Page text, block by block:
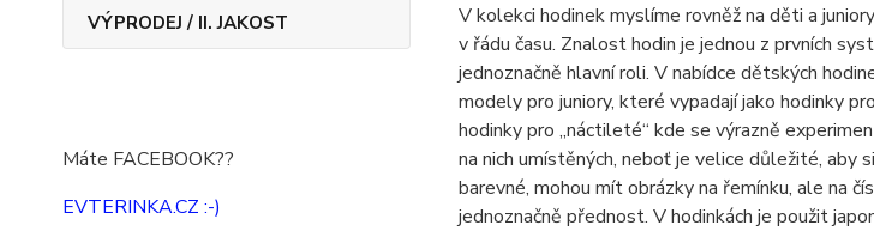
VÝPRODEJ / II. JAKOST
Máte FACEBOOK??
EVTERINKA.CZ :-)
V kolekci hodinek myslíme rovněž na děti a
v řádu času. Znalost hodin je jednou z prvních
jednoznačně hlavní roli. V nabídce dětských
modely pro juniory, které vypadají jako hodinky
hodinky pro „náctileté“ kde se výrazně
na nich umístěných, neboť je velice důležité,
barevné, mohou mít obrázky na řemínku, ale na
jednoznačně přednost. V hodinkách je použit